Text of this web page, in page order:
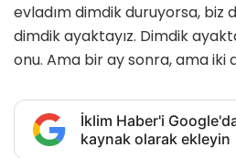
evladım dimdik duruyorsa, biz
dimdik ayaktayız. Dimdik
onu. Ama bir ay sonra, ama iki
İklim Haber'i
kaynak olarak ekleyin